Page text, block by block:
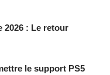
2026 : Le retour
le support PS5